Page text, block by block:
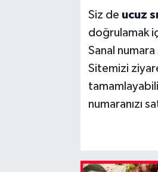
Siz de ucuz
doğrulamak
Sanal
Sitemizi
numaranızı